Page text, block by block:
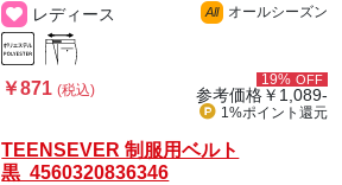
レディース
All オールシーズン
￥871(税込)
19% OFF
参考価格￥1,089-
1%ポイント 還元
TEENSEVER 制服用ベルト
黒 4560320836346